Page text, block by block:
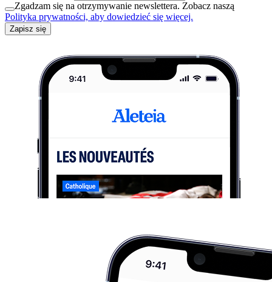
Zgadzam się na otrzymywanie newslettera. Zobacz naszą
Polityka prywatności, aby dowiedzieć się więcej.
Zapisz się